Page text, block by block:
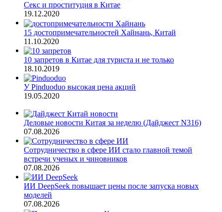
Секс и проституция в Китае
19.12.2020
15 достопримечательностей Хайнань, Китай
11.10.2020
10 запретов в Китае для туриста и не только
18.10.2019
У Pinduoduo высокая цена акций
19.05.2020
Деловые новости Китая за неделю (Дайджест N316)
07.08.2026
Сотрудничество в сфере ИИ стало главной темой
встречи ученых и чиновников
07.08.2026
ИИ DeepSeek повышает цены после запуска новых
моделей
07.08.2026